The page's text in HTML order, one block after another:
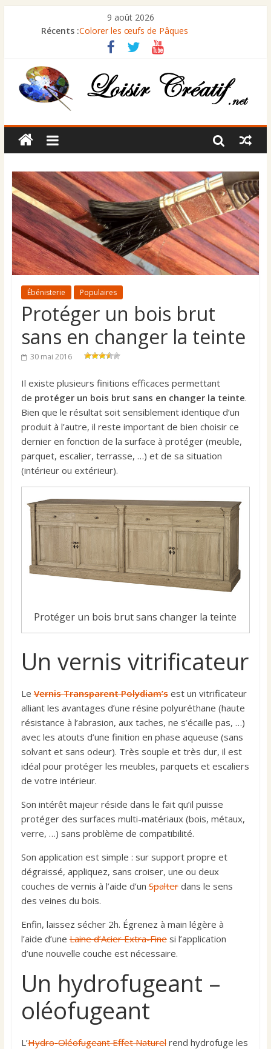
9 août 2026
Récents :Colorer les œufs de Pâques
Comment peindre des volets en bois ?
Comment restaurer un cadre ancien ?
Comment rénover un marbre terni
Comment céruser un meuble
Ébénisterie Populaires
Protéger un bois brut
sans en changer la teinte
30 mai 2016
Il existe plusieurs finitions efficaces permettant
de protéger un bois brut sans en changer la teinte.
Bien que le résultat soit sensiblement identique d’un
produit à l’autre, il reste important de bien choisir ce
dernier en fonction de la surface à protéger (meuble,
parquet, escalier, terrasse, …) et de sa situation
(intérieur ou extérieur).
Protéger un bois brut sans changer la teinte
Un vernis vitrificateur
LeVernis Transparent Polydiam’sest un vitrificateur
alliant les avantages d’une résine polyuréthane (haute
résistance à l’abrasion, aux taches, ne s’écaille pas, …)
avec les atouts d’une finition en phase aqueuse (sans
solvant et sans odeur). Très souple et très dur, il est
idéal pour protéger les meubles, parquets et escaliers
de votre intérieur.
Son intérêt majeur réside dans le fait qu’il puisse
protéger des surfaces multi-matériaux (bois, métaux,
verre, …) sans problème de compatibilité.
Son application est simple : sur support propre et
dégraissé, appliquez, sans croiser, une ou deux
couches de vernis à l’aide d’unSpalterdans le sens
des veines du bois.
Enfin, laissez sécher 2h. Égrenez à main légère à
l’aide d’uneLaine d’Acier Extra-Finesi l’application
d’une nouvelle couche est nécessaire.
Un hydrofugeant –
oléofugeant
L’Hydro-Oléofugeant Effet Naturelrend hydrofuge les